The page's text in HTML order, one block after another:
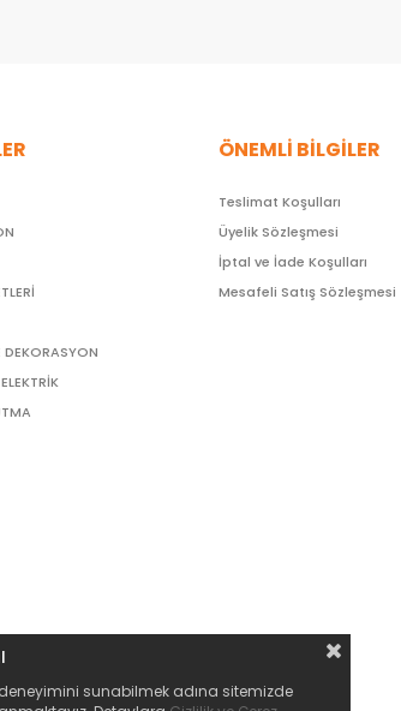
DEKORASYON
ÖNEMLİ BİLGİLER
Teslimat Koşulları
Üyelik Sözleşmesi
İptal ve İade Koşulları
Mesafeli Satış Sözleşmesi
deneyimini sunabilmek adına sitemizde